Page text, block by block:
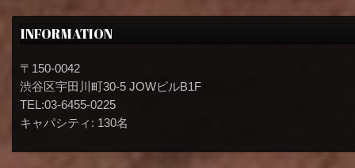
INFORMATION
〒150-0042
渋谷区宇田川町30-5 JOWビルB1F
TEL:03-6455-0225
キャパシティ: 130名